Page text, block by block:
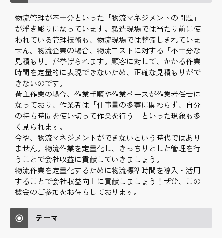
物流管理が不十分といった「物流マネジメントの問題」
が浮き彫りになっています。製造現場では当たり前に使
われている管理技術も、物流現場では整備しきれていま
せん。物流企業の場合、物流コストに対する「不十分な
見積もり」が挙げられます。顧客に対して、かかる作業
時間を定量的に表現できないため、正確な見積もりがで
きないのです。
荷主作業の場合、作業手順や作業ペースが作業者任せに
なっており、作業者は「仕事量の多寡に関わらず、自分
の持ち時間を使い切って作業を行う」といった現象も多
く見られます。
今や、物流マネジメントができないという時代ではあり
ません。物流作業を定量化し、きっちりとした管理を行
うことで会社収益に貢献していきましょう。
物流作業を定量化するために物流標準時間を導入・活用
することで会社収益向上に貢献しましょう！ぜひ、この
機会のご参加をお待ちしております。
テーマ